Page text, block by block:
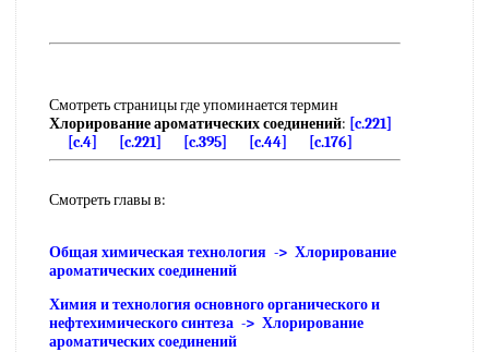
Смотреть страницы где упоминается термин
Хлорирование ароматических соединений: [c.221]
[c.4]
[c.221] [c.395] [c.44] [c.176]
Смотреть главы в:
Общая химическая технология -> Хлорирование
ароматических соединений
Химия и технология основного органического и
нефтехимического синтеза -> Хлорирование
ароматических соединений